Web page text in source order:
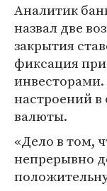
Аналитик
назвал две
закрытия
фиксация
настроений
валюты.
«Дело в том,
непрерывно